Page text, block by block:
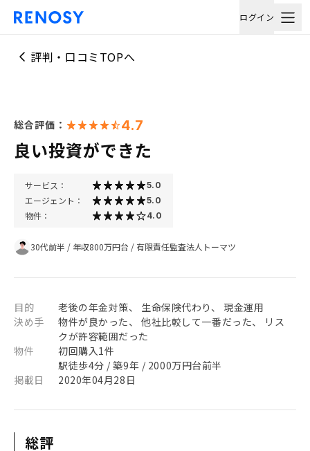
ログイン
評判・口コミTOPへ
総合評価： 4.7
良い投資ができた
サービス： 5.0
エージェント： 5.0
物件： 4.0
30代前半 / 年収800万円台 / 有限責任監査法人トーマツ
目的
老後の年金対策、 生命保険代わり、 現金運用
決め手
物件が良かった、 他社比較して一番だった、 リス
クが許容範囲だった
物件
初回購入1件
駅徒歩4分 / 築9年 / 2000万円台前半
掲載日
2020年04月28日
総評